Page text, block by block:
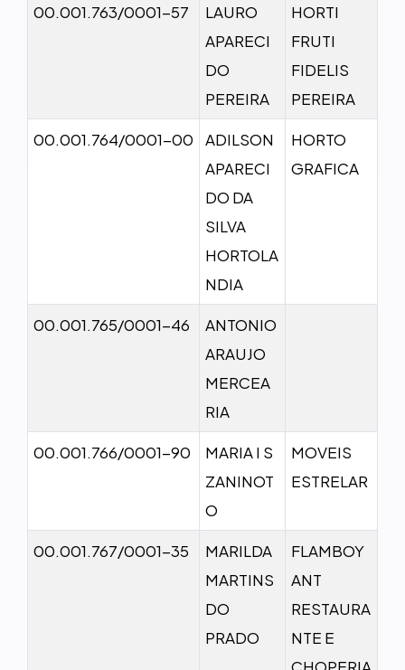
00.001.763/0001-57
LAURO
APARECI
DO
PEREIRA
HORTI
FRUTI
FIDELIS
PEREIRA
00.001.764/0001-00
ADILSON
APARECI
DO DA
SILVA
HORTOLA
NDIA
HORTO
GRAFICA
00.001.765/0001-46
ANTONIO
ARAUJO
MERCEA
RIA
00.001.766/0001-90
MARIA I S
ZANINOT
O
MOVEIS
ESTRELAR
00.001.767/0001-35
MARILDA
MARTINS
DO
PRADO
FLAMBOY
ANT
RESTAURA
NTE E